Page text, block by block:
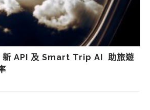
API 及 Smart Trip AI 助旅遊